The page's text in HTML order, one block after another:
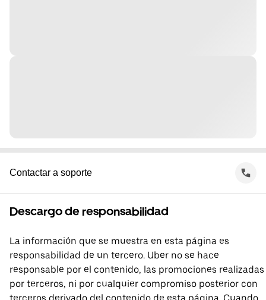
Contactar a soporte
Descargo de responsabilidad
La información que se muestra en esta página es
responsabilidad de un tercero. Uber no se hace
responsable por el contenido, las promociones realizadas
por terceros, ni por cualquier compromiso posterior con